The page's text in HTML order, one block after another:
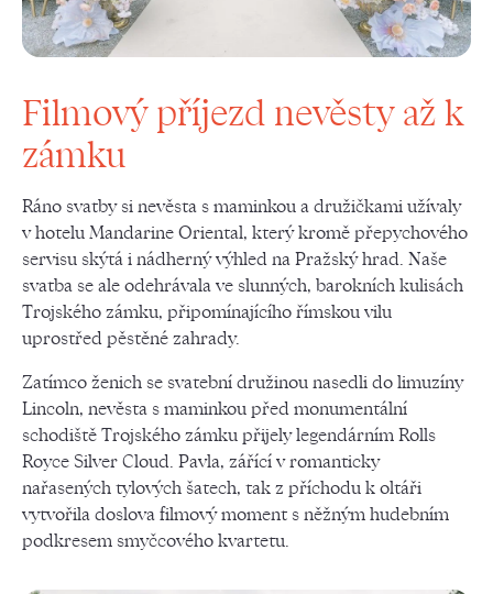
Filmový příjezd nevěsty až k
zámku
Ráno svatby si nevěsta s maminkou a družičkami užívaly
v hotelu Mandarine Oriental, který kromě přepychového
servisu skýtá i nádherný výhled na Pražský hrad. Naše
svatba se ale odehrávala ve slunných, barokních kulisách
Trojského zámku, připomínajícího římskou vilu
uprostřed pěstěné zahrady.
Zatímco ženich se svatební družinou nasedli do limuzíny
Lincoln, nevěsta s maminkou před monumentální
schodiště Trojského zámku přijely legendárním Rolls
Royce Silver Cloud. Pavla, zářící v romanticky
nařasených tylových šatech, tak z příchodu k oltáři
vytvořila doslova filmový moment s něžným hudebním
podkresem smyčcového kvartetu.